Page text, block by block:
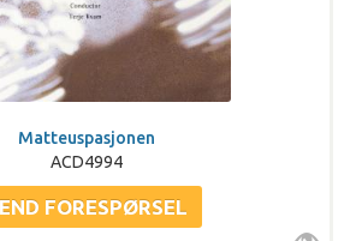
Matteuspasjonen
ACD4994